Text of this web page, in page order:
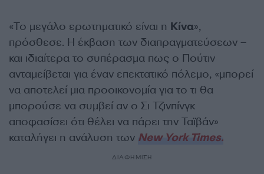
«Το μεγάλο ερωτηματικό είναι η Κίνα»,
πρόσθεσε. Η έκβαση των διαπραγματεύσεων –
και ιδιαίτερα το συπέρασμα πως ο Πούτιν
ανταμείβεται για έναν επεκτατικό πόλεμο, «μπορεί
να αποτελεί μια προοικονομία για το τι θα
μπορούσε να συμβεί αν ο Σι Τζινπίνγκ
αποφασίσει ότι θέλει να πάρει την Ταϊβάν»
καταλήγει η ανάλυση των New York Times.
ΔΙΑΦΗΜΙΣΗ